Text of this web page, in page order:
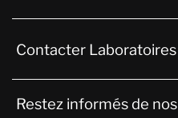
Contacter
Restez informés de